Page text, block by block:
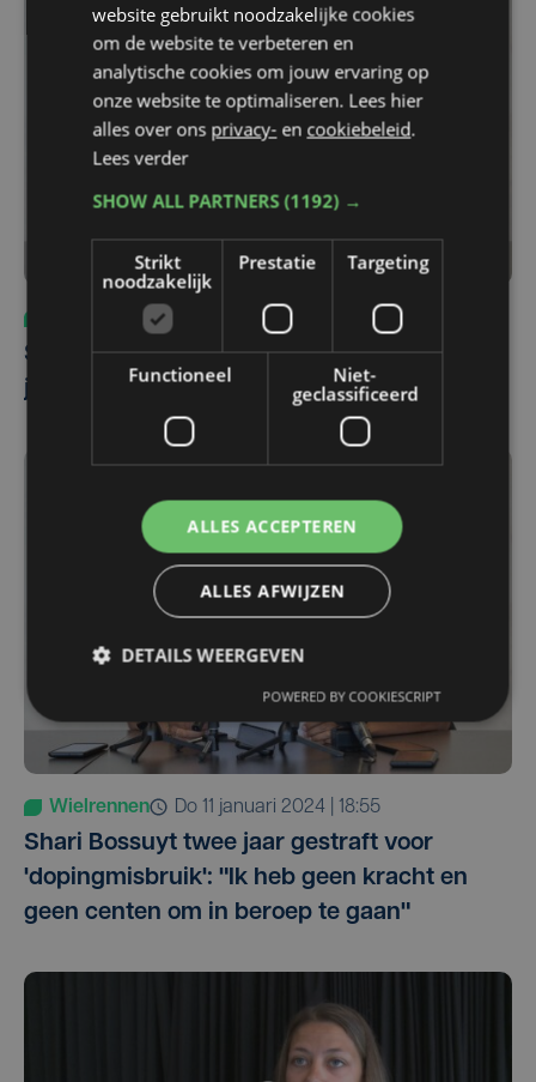
Shari Bossuyt krijgt nieuw contract na twee
jaar schorsing
Wielrennen do 11 januari 2024 | 18:55
Shari Bossuyt twee jaar gestraft voor
'dopingmisbruik': "Ik heb geen kracht en
geen centen om in beroep te gaan"
website gebruikt noodzakelijke cookies
om de website te verbeteren en
analytische cookies om jouw ervaring op
onze website te optimaliseren. Lees hier
alles over ons privacy- en cookiebeleid.
Lees verder
SHOW ALL PARTNERS(1192) →
Strikt
noodzakelijk
Prestatie Targeting
Functioneel
Niet-
geclassificeerd
ALLES ACCEPTEREN
ALLES AFWIJZEN
DETAILS WEERGEVEN
POWERED BY COOKIESCRIPT